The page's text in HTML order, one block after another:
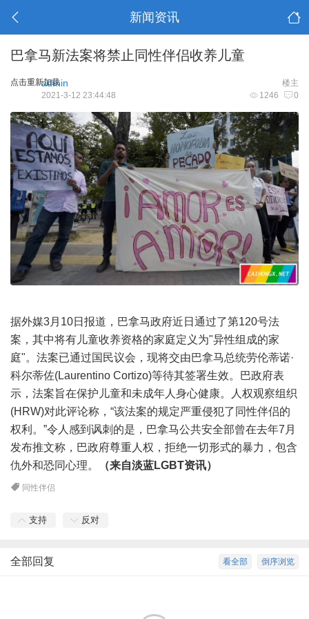
新闻资讯
巴拿马新法案将禁止同性伴侣收养儿童
点击重新加载 楼主
admin
1246 0
2021-3-12 23:44:48
据外媒3月10日报道，巴拿马政府近日通过了第120号法
案，其中将有儿童收养资格的家庭定义为"异性组成的家
庭"。法案已通过国民议会，现将交由巴拿马总统劳伦蒂诺·
科尔蒂佐(Laurentino Cortizo)等待其签署生效。巴政府表
示，法案旨在保护儿童和未成年人身心健康。人权观察组织
(HRW)对此评论称，“该法案的规定严重侵犯了同性伴侣的
权利。”令人感到讽刺的是，巴拿马公共安全部曾在去年7月
发布推文称，巴政府尊重人权，拒绝一切形式的暴力，包含
仇外和恐同心理。
（来自淡蓝LGBT资讯）
同性伴侣
支持 反对
倒序浏览
看全部
全部回复